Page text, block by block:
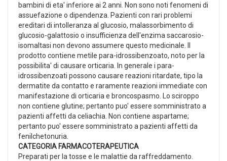
bambini di eta' inferiore ai 2 anni. Non sono noti fenomeni di
assuefazione o dipendenza. Pazienti con rari problemi
ereditari di intolleranza al glucosio, malassorbimento di
glucosio-galattosio o insufficienza dell'enzima saccarosio-
isomaltasi non devono assumere questo medicinale. Il
prodotto contiene metile para-idrossibenzoato, noto per la
possibilita' di causare orticaria. In generale i para-
idrossibenzoati possono causare reazioni ritardate, tipo la
dermatite da contatto e raramente reazioni immediate con
manifestazione di orticaria e broncospasmo. Lo sciroppo
non contiene glutine; pertanto puo' essere somministrato a
pazienti affetti da celiachia. Non contiene aspartame;
pertanto puo' essere somministrato a pazienti affetti da
fenilchetonuria.
CATEGORIA FARMACOTERAPEUTICA
Preparati per la tosse e le malattie da raffreddamento.